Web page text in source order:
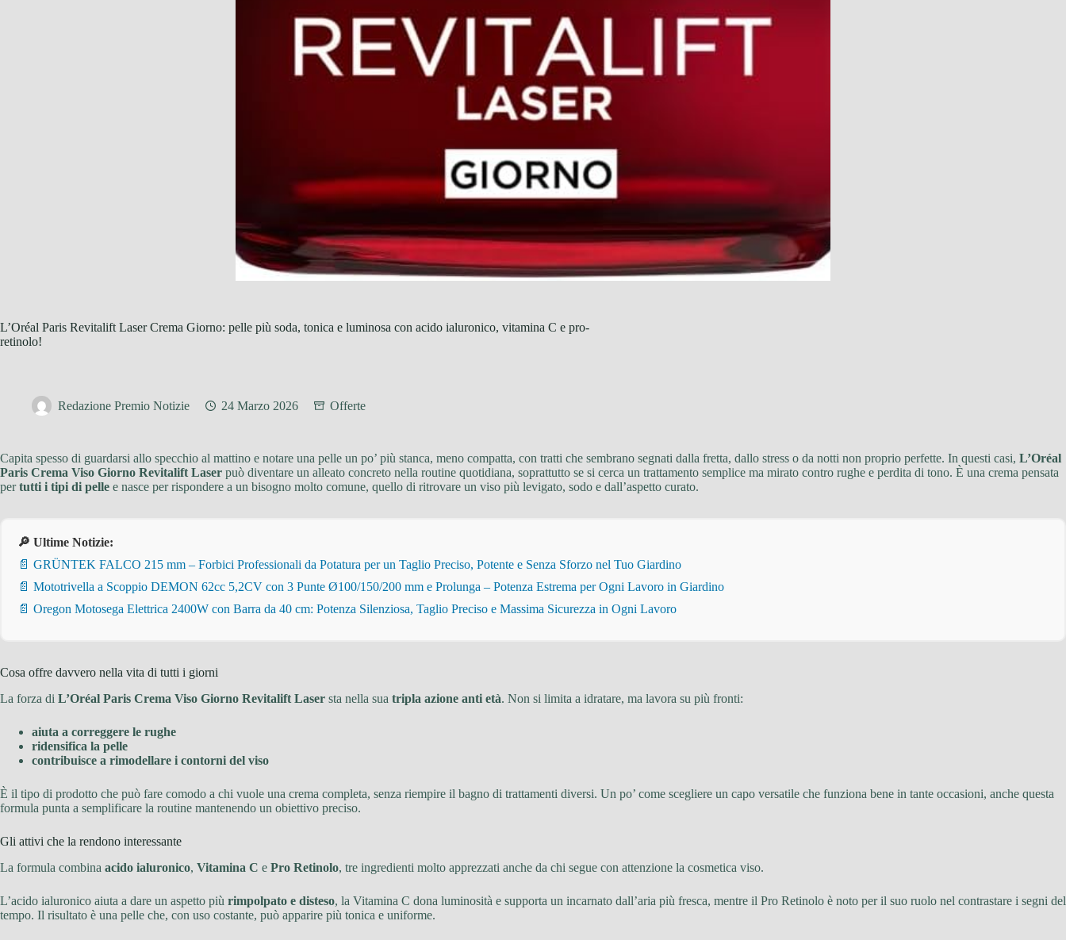
L’Oréal Paris Revitalift Laser Crema Giorno: pelle più soda, tonica e luminosa con acido ialuronico, vitamina C e pro-
retinolo!
Redazione Premio Notizie 24 Marzo 2026 Offerte
Capita spesso di guardarsi allo specchio al mattino e notare una pelle un po’ più stanca, meno compatta, con tratti che sembrano segnati dalla fretta, dallo stress o da notti non proprio perfette. In questi casi, L’Oréal
Paris Crema Viso Giorno Revitalift Laser può diventare un alleato concreto nella routine quotidiana, soprattutto se si cerca un trattamento semplice ma mirato contro rughe e perdita di tono. È una crema pensata
pertutti i tipi di pelle e nasce per rispondere a un bisogno molto comune, quello di ritrovare un viso più levigato, sodo e dall’aspetto curato.
🔎 Ultime Notizie:
📄 GRÜNTEK FALCO 215 mm – Forbici Professionali da Potatura per un Taglio Preciso, Potente e Senza Sforzo nel Tuo Giardino
📄 Mototrivella a Scoppio DEMON 62cc 5,2CV con 3 Punte Ø100/150/200 mm e Prolunga – Potenza Estrema per Ogni Lavoro in Giardino
📄 Oregon Motosega Elettrica 2400W con Barra da 40 cm: Potenza Silenziosa, Taglio Preciso e Massima Sicurezza in Ogni Lavoro
Cosa offre davvero nella vita di tutti i giorni
La forza di L’Oréal Paris Crema Viso Giorno Revitalift Laser sta nella sua tripla azione anti età. Non si limita a idratare, ma lavora su più fronti:
aiuta a correggere le rughe
ridensifica la pelle
contribuisce a rimodellare i contorni del viso
È il tipo di prodotto che può fare comodo a chi vuole una crema completa, senza riempire il bagno di trattamenti diversi. Un po’ come scegliere un capo versatile che funziona bene in tante occasioni, anche questa
formula punta a semplificare la routine mantenendo un obiettivo preciso.
Gli attivi che la rendono interessante
La formula combina acido ialuronico, Vitamina C e Pro Retinolo, tre ingredienti molto apprezzati anche da chi segue con attenzione la cosmetica viso.
L’acido ialuronico aiuta a dare un aspetto più rimpolpato e disteso, la Vitamina C dona luminosità e supporta un incarnato dall’aria più fresca, mentre il Pro Retinolo è noto per il suo ruolo nel contrastare i segni del
tempo. Il risultato è una pelle che, con uso costante, può apparire più tonica e uniforme.